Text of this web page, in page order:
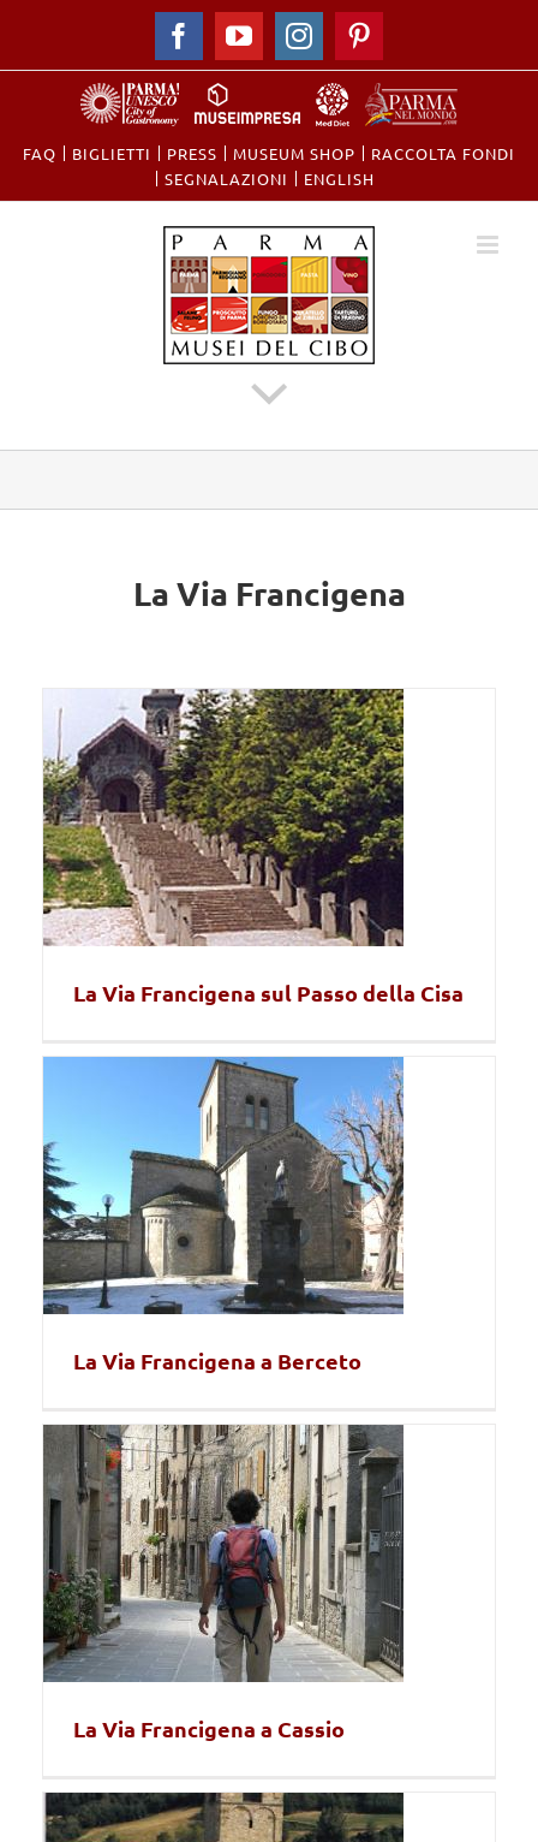
FacebookYouTubeInstagram
FAQ BIGLIETTI PRESS MUSEUM SHOP
RACCOLTA FONDI
​SEGNALAZIONI
ENGLISH
La Via Francigena
La Via Francigena sul Passo della Cisa
La Via Francigena a Berceto
La Via Francigena a Cassio